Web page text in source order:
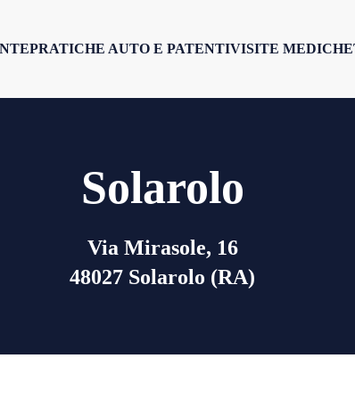
PRATICHE AUTO E PATENTIVISITE MEDICHE
Solarolo
Via Mirasole, 16
48027 Solarolo (RA)